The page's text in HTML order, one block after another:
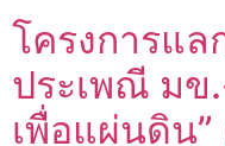
โครงการแล
ประเพณี มข
เพื่อแผ่นดิน”